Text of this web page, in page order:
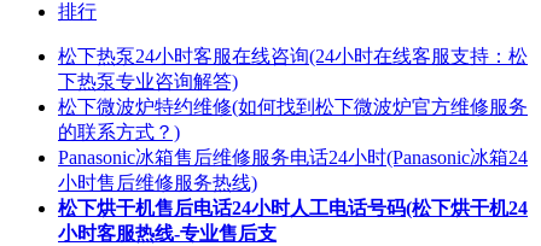
排行
松下热泵24小时客服在线咨询(24小时在线客服支持：松
下热泵专业咨询解答)
松下微波炉特约维修(如何找到松下微波炉官方维修服务
的联系方式？)
Panasonic冰箱售后维修服务电话24小时(Panasonic冰箱24
小时售后维修服务热线)
松下烘干机售后电话24小时人工电话号码(松下烘干机24
小时客服热线-专业售后支